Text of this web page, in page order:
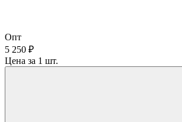
Опт
5 250 ₽
Цена за 1 шт.